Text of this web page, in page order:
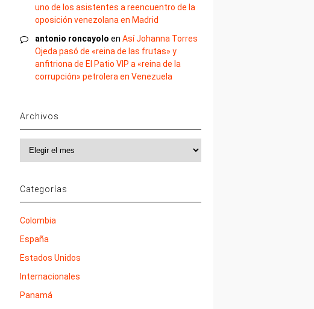
uno de los asistentes a reencuentro de la
oposición venezolana en Madrid
antonio roncayolo enAsí Johanna Torres
Ojeda pasó de «reina de las frutas» y
anfitriona de El Patio VIP a «reina de la
corrupción» petrolera en Venezuela
Archivos
Categorías
Colombia
España
Estados Unidos
Internacionales
Panamá